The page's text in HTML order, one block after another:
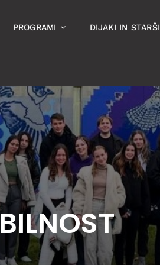
PROGRAMI DIJAKI IN STARŠI